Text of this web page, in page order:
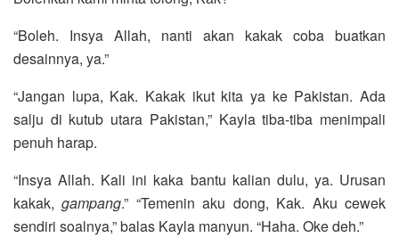
“Boleh. Insya Allah, nanti akan kakak coba buatkan
desainnya, ya.”
“Jangan lupa, Kak. Kakak ikut kita ya ke Pakistan. Ada
salju di kutub utara Pakistan,” Kayla tiba-tiba menimpali
penuh harap.
“Insya Allah. Kali ini kaka bantu kalian dulu, ya. Urusan
kakak,gampang.” “Temenin aku dong, Kak. Aku cewek
sendiri soalnya,” balas Kayla manyun. “Haha. Oke deh.”